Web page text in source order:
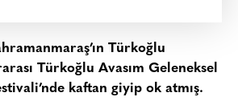
Türkoğlu
Türkoğlu Avasım Geleneksel
kaftan giyip ok atmış.